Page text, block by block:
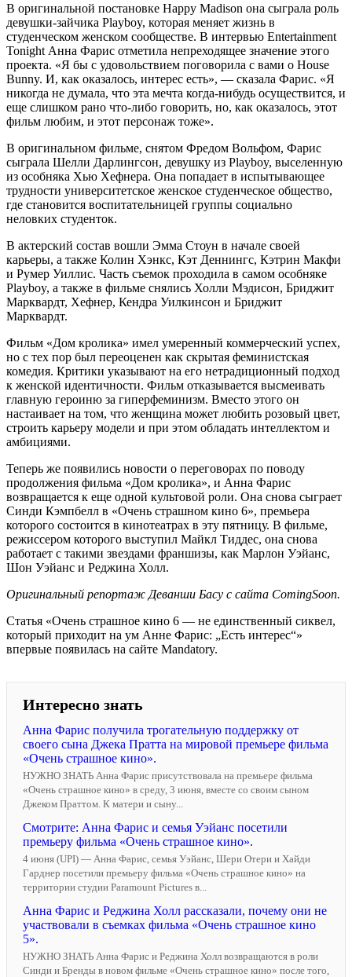
В оригинальной постановке Happy Madison она сыграла роль
девушки-зайчика Playboy, которая меняет жизнь в
студенческом женском сообществе. В интервью Entertainment
Tonight Анна Фарис отметила непреходящее значение этого
проекта. «Я бы с удовольствием поговорила с вами о House
Bunny. И, как оказалось, интерес есть», — сказала Фарис. «Я
никогда не думала, что эта мечта когда-нибудь осуществится, и
еще слишком рано что-либо говорить, но, как оказалось, этот
фильм любим, и этот персонаж тоже».
В оригинальном фильме, снятом Фредом Вольфом, Фарис
сыграла Шелли Дарлингсон, девушку из Playboy, выселенную
из особняка Хью Хефнера. Она попадает в испытывающее
трудности университетское женское студенческое общество,
где становится воспитательницей группы социально
неловких студенток.
В актерский состав вошли Эмма Стоун в начале своей
карьеры, а также Колин Хэнкс, Кэт Деннингс, Кэтрин Макфи
и Румер Уиллис. Часть съемок проходила в самом особняке
Playboy, а также в фильме снялись Холли Мэдисон, Бриджит
Марквардт, Хефнер, Кендра Уилкинсон и Бриджит
Марквардт.
Фильм «Дом кролика» имел умеренный коммерческий успех,
но с тех пор был переоценен как скрытая феминистская
комедия. Критики указывают на его нетрадиционный подход
к женской идентичности. Фильм отказывается высмеивать
главную героиню за гиперфеминизм. Вместо этого он
настаивает на том, что женщина может любить розовый цвет,
строить карьеру модели и при этом обладать интеллектом и
амбициями.
Теперь же появились новости о переговорах по поводу
продолжения фильма «Дом кролика», и Анна Фарис
возвращается к еще одной культовой роли. Она снова сыграет
Синди Кэмпбелл в «Очень страшном кино 6», премьера
которого состоится в кинотеатрах в эту пятницу. В фильме,
режиссером которого выступил Майкл Тиддес, она снова
работает с такими звездами франшизы, как Марлон Уэйанс,
Шон Уэйанс и Реджина Холл.
Оригинальный репортаж Деванши Басу с сайта ComingSoon.
Статья «Очень страшное кино 6 — не единственный сиквел,
который приходит на ум Анне Фарис: „Есть интерес“»
впервые появилась на сайте Mandatory.
Интересно знать
Анна Фарис получила трогательную поддержку от
своего сына Джека Пратта на мировой премьере фильма
«Очень страшное кино».
НУЖНО ЗНАТЬ Анна Фарис присутствовала на премьере фильма
«Очень страшное кино» в среду, 3 июня, вместе со своим сыном
Джеком Праттом. К матери и сыну...
Смотрите: Анна Фарис и семья Уэйанс посетили
премьеру фильма «Очень страшное кино».
4 июня (UPI) — Анна Фарис, семья Уэйанс, Шери Отери и Хайди
Гарднер посетили премьеру фильма «Очень страшное кино» на
территории студии Paramount Pictures в...
Анна Фарис и Реджина Холл рассказали, почему они не
участвовали в съемках фильма «Очень страшное кино
5».
НУЖНО ЗНАТЬ Анна Фарис и Реджина Холл возвращаются в роли
Синди и Бренды в новом фильме «Очень страшное кино» после того,